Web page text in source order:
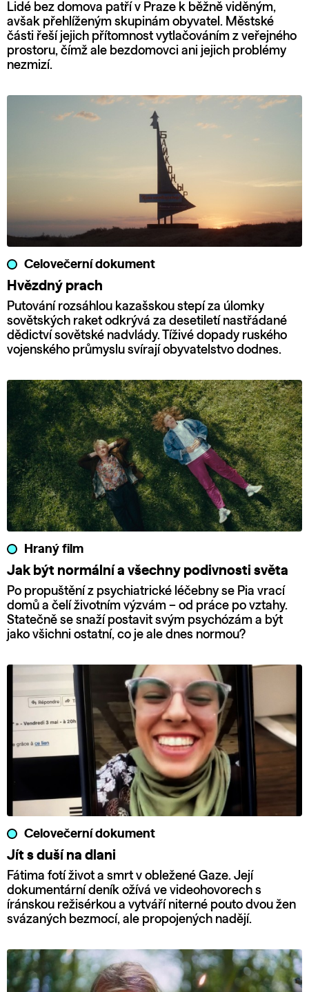
Lidé bez domova patří v Praze k běžně viděným,
avšak přehlíženým skupinám obyvatel. Městské
části řeší jejich přítomnost vytlačováním z veřejného
prostoru, čímž ale bezdomovci ani jejich problémy
nezmizí.
Celovečerní dokument
Hvězdný prach
Putování rozsáhlou kazašskou stepí za úlomky
sovětských raket odkrývá za desetiletí nastřádané
dědictví sovětské nadvlády. Tíživé dopady ruského
vojenského průmyslu svírají obyvatelstvo dodnes.
Hraný film
Jak být normální a všechny podivnosti světa
Po propuštění z psychiatrické léčebny se Pia vrací
domů a čelí životním výzvám – od práce po vztahy.
Statečně se snaží postavit svým psychózám a být
jako všichni ostatní, co je ale dnes normou?
Celovečerní dokument
Jít s duší na dlani
Fátima fotí život a smrt v obležené Gaze. Její
dokumentární deník ožívá ve videohovorech s
íránskou režisérkou a vytváří niterné pouto dvou žen
svázaných bezmocí, ale propojených nadějí.